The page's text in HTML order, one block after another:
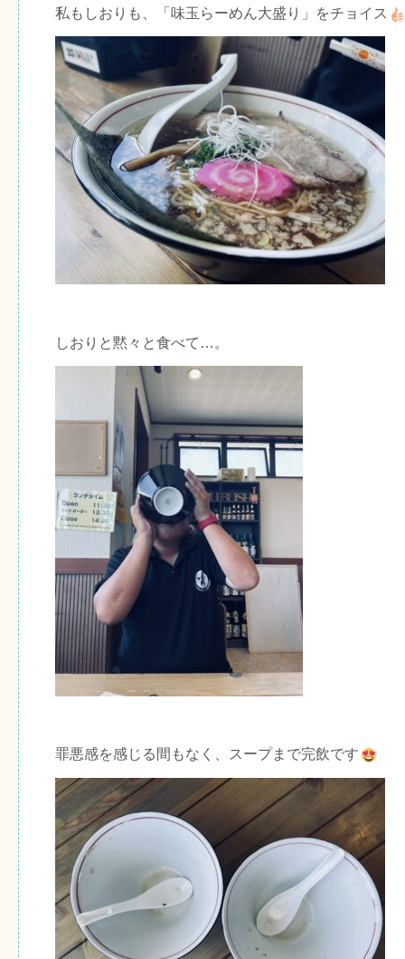
私もしおりも、「味玉らーめん大盛り」をチョイス
しおりと黙々と食べて…。
罪悪感を感じる間もなく、スープまで完飲です